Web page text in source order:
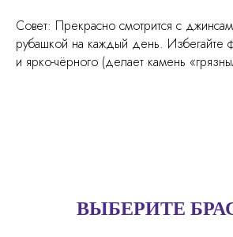
Совет: Прекрасно смотрится с
рубашкой на каждый день. Избегайте
и ярко-чёрного (делает камень
ВЫБЕРИТЕ